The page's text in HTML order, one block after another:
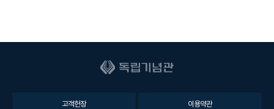
고객헌장 이용약관